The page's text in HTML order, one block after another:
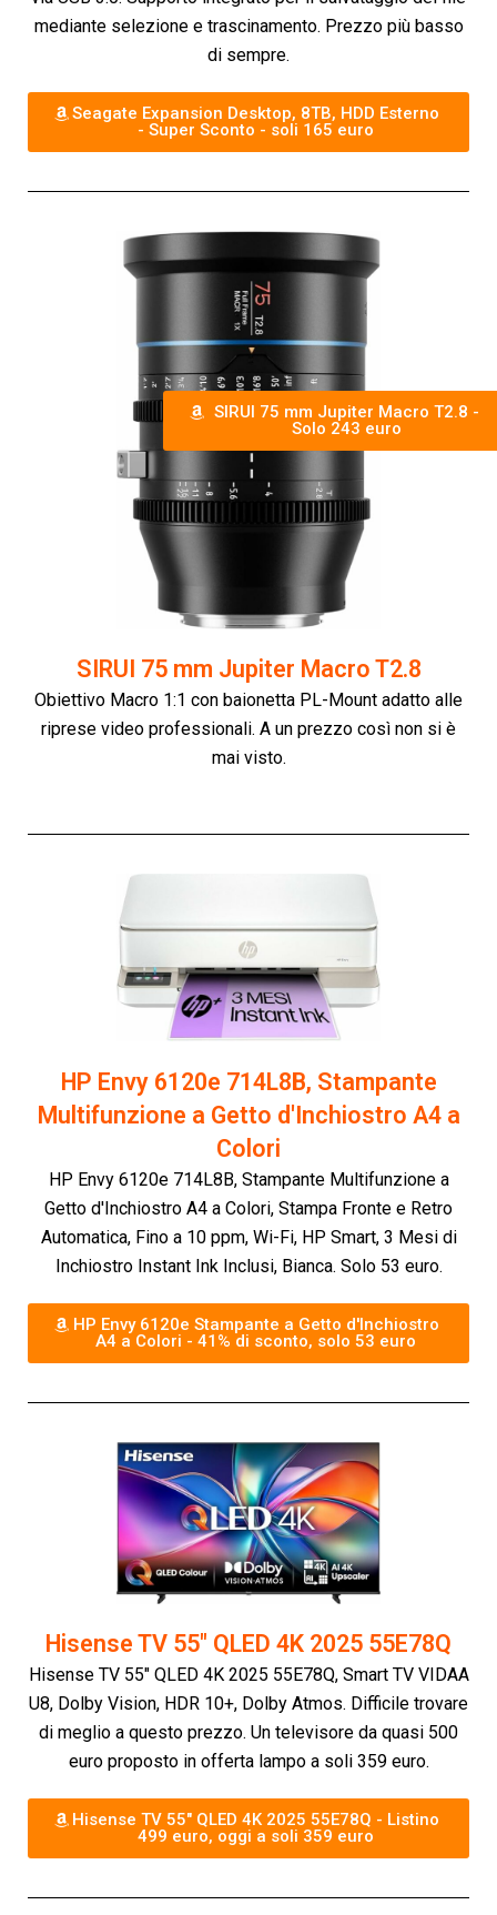
mediante selezione e trascinamento. Prezzo più basso
di sempre.
Seagate Expansion Desktop, 8TB, HDD Esterno
- Super Sconto - soli 165 euro
SIRUI 75 mm Jupiter Macro T2.8
Obiettivo Macro 1:1 con baionetta PL-Mount adatto alle
riprese video professionali. A un prezzo così non si è
mai visto.
SIRUI 75 mm Jupiter Macro T2.8 -
Solo 243 euro
HP Envy 6120e 714L8B, Stampante
Multifunzione a Getto d'Inchiostro A4 a
Colori
HP Envy 6120e 714L8B, Stampante Multifunzione a
Getto d'Inchiostro A4 a Colori, Stampa Fronte e Retro
Automatica, Fino a 10 ppm, Wi-Fi, HP Smart, 3 Mesi di
Inchiostro Instant Ink Inclusi, Bianca. Solo 53 euro.
HP Envy 6120e Stampante a Getto d'Inchiostro
A4 a Colori - 41% di sconto, solo 53 euro
Hisense TV 55" QLED 4K 2025 55E78Q
Hisense TV 55" QLED 4K 2025 55E78Q, Smart TV VIDAA
U8, Dolby Vision, HDR 10+, Dolby Atmos. Difficile trovare
di meglio a questo prezzo. Un televisore da quasi 500
euro proposto in offerta lampo a soli 359 euro.
Hisense TV 55" QLED 4K 2025 55E78Q - Listino
499 euro, oggi a soli 359 euro